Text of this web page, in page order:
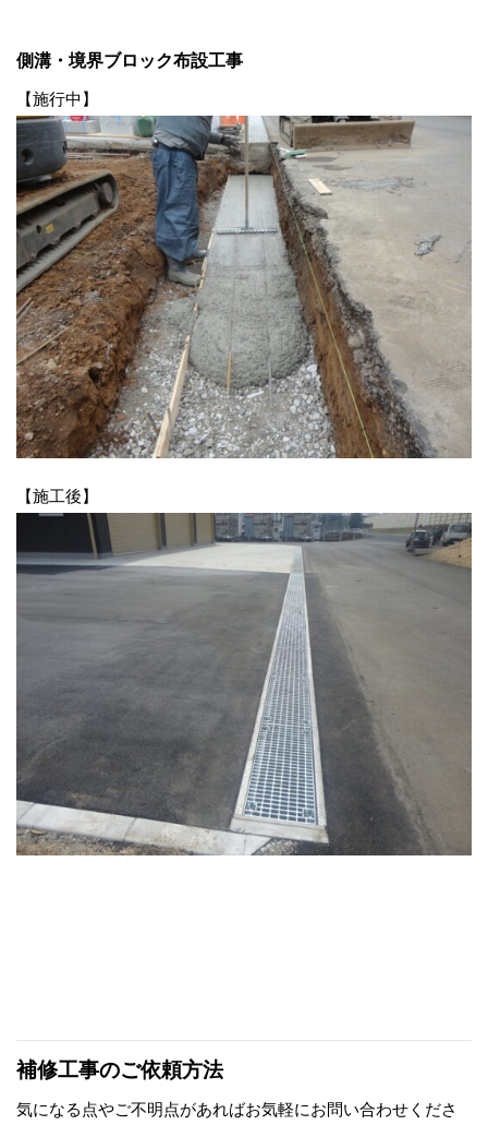
側溝・境界ブロック布設工事
【施行中】
【施工後】
補修工事のご依頼方法
気になる点やご不明点があればお気軽にお問い合わせくださ